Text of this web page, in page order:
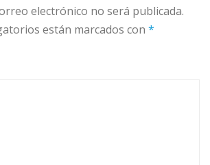
electrónico no será publicada.
están marcados con *